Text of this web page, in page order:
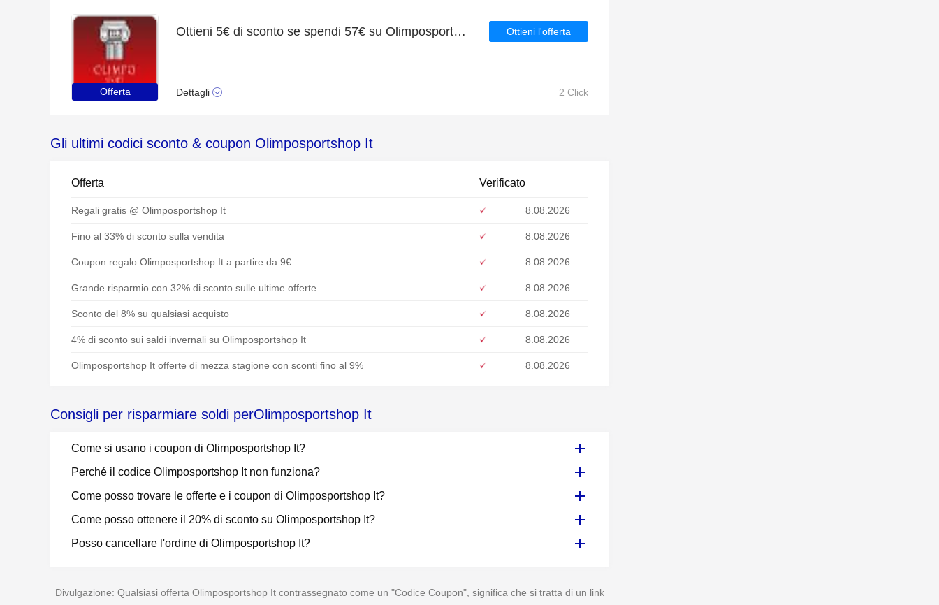
Offerta
Ottieni 5€ di sconto se spendi 57€ su Olimposportshop It
Dettagli
Ottieni l'offerta
2 Click
Gli ultimi codici sconto & coupon Olimposportshop It
Offerta Verificato
Regali gratis @ Olimposportshop It 8.08.2026
Fino al 33% di sconto sulla vendita 8.08.2026
Coupon regalo Olimposportshop It a partire da 9€ 8.08.2026
Grande risparmio con 32% di sconto sulle ultime offerte 8.08.2026
Sconto del 8% su qualsiasi acquisto 8.08.2026
4% di sconto sui saldi invernali su Olimposportshop It 8.08.2026
Olimposportshop It offerte di mezza stagione con sconti fino al 9% 8.08.2026
Consigli per risparmiare soldi perOlimposportshop It
Come si usano i coupon di Olimposportshop It?
Perché il codice Olimposportshop It non funziona?
Come posso trovare le offerte e i coupon di Olimposportshop It?
Come posso ottenere il 20% di sconto su Olimposportshop It?
Posso cancellare l'ordine di Olimposportshop It?
Divulgazione: Qualsiasi offerta Olimposportshop It contrassegnato come un "Codice Coupon", significa che si tratta di un link